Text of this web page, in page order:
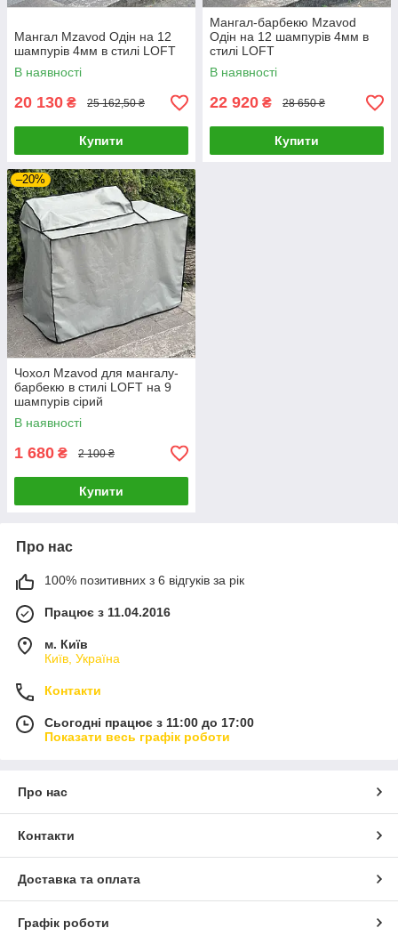
Мангал Mzavod Одін на 12
шампурів 4мм в стилі LOFT
В наявності
20 130 ₴ 25 162,50 ₴
Купити
Мангал-барбекю Mzavod
Одін на 12 шампурів 4мм в
стилі LOFT
В наявності
22 920 ₴ 28 650 ₴
Купити
–20%
Чохол Mzavod для мангалу-
барбекю в стилі LOFT на 9
шампурів сірий
В наявності
1 680 ₴ 2 100 ₴
Купити
Про нас
100% позитивних з 6 відгуків за рік
Працює з 11.04.2016
м. Київ
Київ, Україна
Контакти
Сьогодні працює з 11:00 до 17:00
Показати весь графік роботи
Про нас
Контакти
Доставка та оплата
Графік роботи